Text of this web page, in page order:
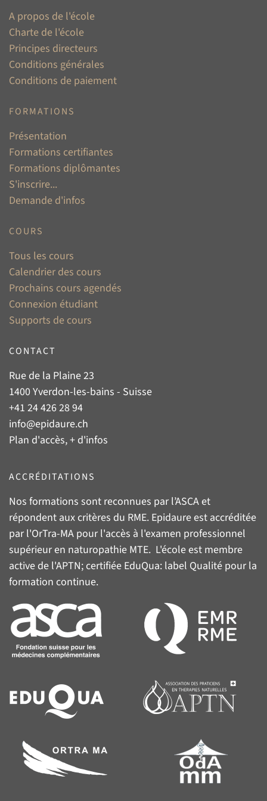
A propos de l'école
Charte de l'école
Principes directeurs
Conditions générales
Conditions de paiement
FORMATIONS
Présentation
Formations certifiantes
Formations diplômantes
S'inscrire...
Demande d'infos
COURS
Tous les cours
Calendrier des cours
Prochains cours agendés
Connexion étudiant
Supports de cours
CONTACT
Rue de la Plaine 23
1400 Yverdon-les-bains - Suisse
+41 24 426 28 94
info@epidaure.ch
Plan d'accès, + d'infos
ACCRÉDITATIONS
Nos formations sont reconnues par l’ASCAet
répondent aux critères du RME. Epidaure est accréditée
par l'OrTra-MA pour l'accès à l'examen professionnel
supérieur en naturopathie MTE. L'école est membre
active de l'APTN; certifiée EduQua: label Qualité pour la
formation continue.